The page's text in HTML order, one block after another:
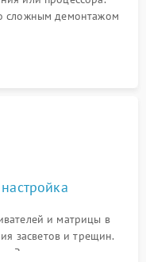
сложным демонтажом
дорожек,
EEPROM
и матрицы в
засветов и трещин.
Закрытие корпуса.